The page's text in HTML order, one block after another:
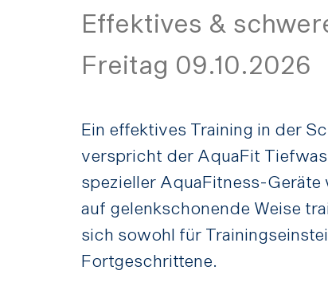
Effektives &
Freitag 09.10.2026
Ein effektives Training in der
verspricht der AquaFit
spezieller AquaFitness-
auf gelenkschonende Weise
sich sowohl für
Fortgeschrittene.